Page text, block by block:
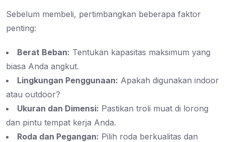
Sebelum membeli, pertimbangkan beberapa faktor
penting:
Berat Beban: Tentukan kapasitas maksimum yang
biasa Anda angkut.
Lingkungan Penggunaan: Apakah digunakan indoor
atau outdoor?
Ukuran dan Dimensi: Pastikan troli muat di lorong
dan pintu tempat kerja Anda.
Roda dan Pegangan: Pilih roda berkualitas dan